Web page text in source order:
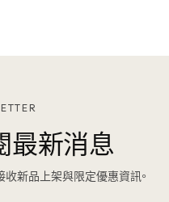
最新消息
收新品上架與限定優惠資訊。